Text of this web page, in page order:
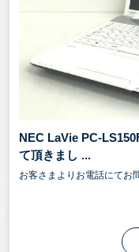
NEC LaVie PC-
て頂きまし ...
お客さまよりお電話にてお